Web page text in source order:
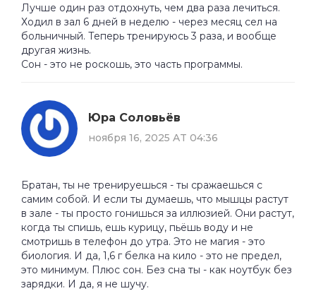
Лучше один раз отдохнуть, чем два раза лечиться.
Ходил в зал 6 дней в неделю - через месяц сел на
больничный. Теперь тренируюсь 3 раза, и вообще
другая жизнь.
Сон - это не роскошь, это часть программы.
Юра Соловьёв
ноября 16, 2025 AT 04:36
Братан, ты не тренируешься - ты сражаешься с
самим собой. И если ты думаешь, что мышцы растут
в зале - ты просто гонишься за иллюзией. Они растут,
когда ты спишь, ешь курицу, пьёшь воду и не
смотришь в телефон до утра. Это не магия - это
биология. И да, 1,6 г белка на кило - это не предел,
это минимум. Плюс сон. Без сна ты - как ноутбук без
зарядки. И да, я не шучу.